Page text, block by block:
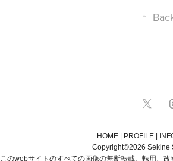
↑
HOME| PROFILE|
Copyright©2026 Sekine
このwebサイトのすべての画像の無断転載、転用、